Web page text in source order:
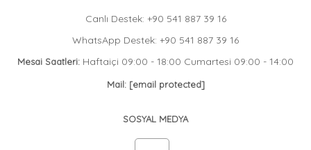
Canlı Destek: +90 541 887 39 16
WhatsApp Destek: +90 541 887 39 16
Mesai Saatleri: Haftaiçi 09:00 - 18:00 Cumartesi 09:00 - 14:00
Mail: [email protected]
SOSYAL MEDYA